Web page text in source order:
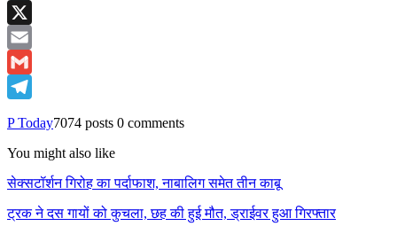
Twitter
X
Email
Gmail
P Today7074 posts 0 comments
You might also like
सेक्सटॉर्शन गिरोह का पर्दाफाश, नाबालिग समेत तीन काबू
ट्रक ने दस गायों को कुचला, छह की हुई मौत, ड्राईवर हुआ गिरफ्तार